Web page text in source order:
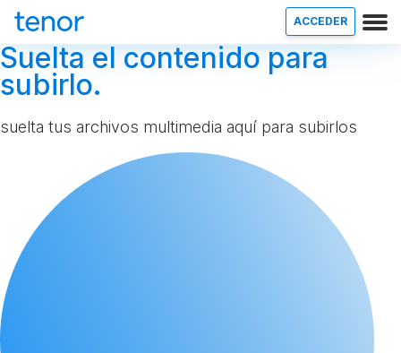
ACCEDER
Suelta el contenido para
subirlo.
suelta tus archivos multimedia aquí para subirlos